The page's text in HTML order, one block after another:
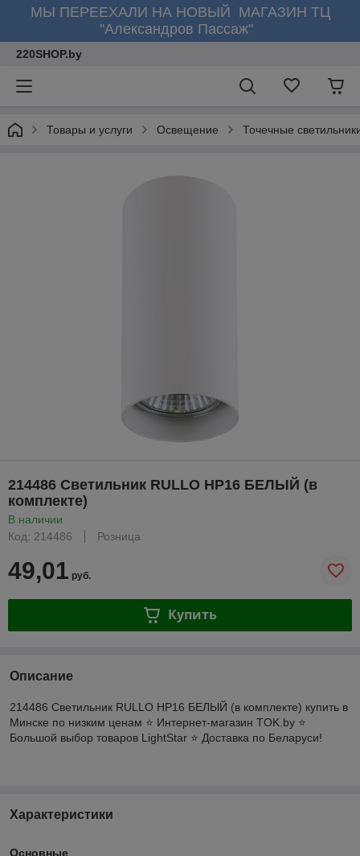
МЫ ПЕРЕЕХАЛИ НА НОВЫЙ МАГАЗИН ТЦ
"Александров Пассаж"
220SHOP.by
Товары и услуги Освещение Точечные
214486 Светильник RULLO HP16 БЕЛЫЙ (в
комплекте)
В наличии
Код: 214486
Розница
49,01 руб.
Купить
Описание
214486 Светильник RULLO HP16 БЕЛЫЙ (в комплекте) купить в
Минске по низким ценам ⭐️ Интернет-магазин TOK.by ⭐️
Большой выбор товаров LightStar ⭐️ Доставка по Беларуси!
Характеристики
Основные